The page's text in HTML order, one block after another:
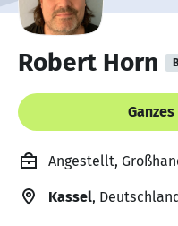
Robert Horn
Angestellt,
Kassel,